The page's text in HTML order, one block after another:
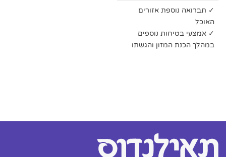
✓ תברואה נוספת אזורים
האוכל
✓ אמצעי בטיחות נוספים
במהלך הכנת המזון והגשתו